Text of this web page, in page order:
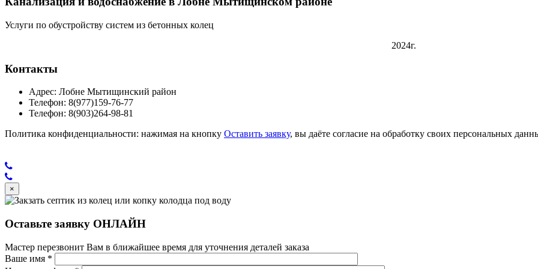
Услуги по обустройству систем из бетонных колец
2024г.
Контакты
Адрес: Лобне Мытищинский район
Телефон: 8(977)159-76-77
Телефон: 8(903)264-98-81
Политика конфиденциальности: нажимая на кнопку Оставить заявку, вы даёте согласие на обработку своих персональных
×
Оставьте заявку ОНЛАЙН
Мастер перезвонит Вам в ближайшее время для уточнения деталей заказа
Ваше имя *